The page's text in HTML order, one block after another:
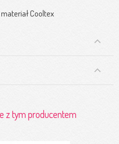
Cooltex
z tym producentem